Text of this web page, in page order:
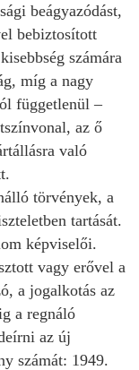
beágyazódást,
bebiztosított
számára
míg a nagy
függetlenül –
az ő
való
törvények, a
tartását.
képviselői.
vagy erővel a
a jogalkotás az
a regnáló
az új
számát: 1949.